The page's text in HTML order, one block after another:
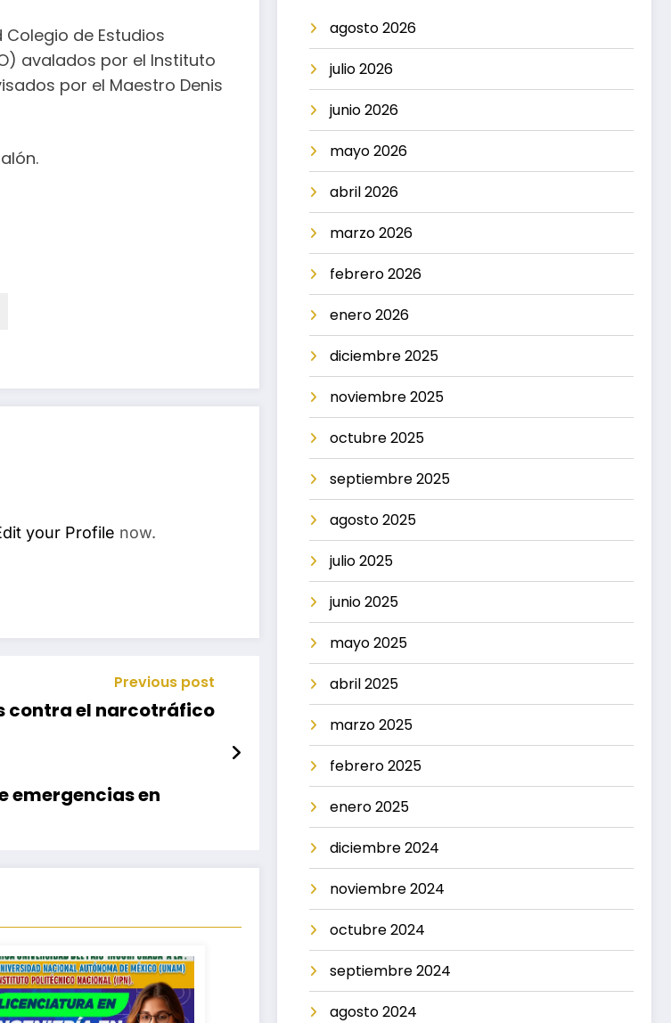
de Estudios
avalados por el Instituto
por el Maestro Denis
your Profile now.
Previous post
contra el narcotráfico
emergencias en
agosto 2026
julio 2026
junio 2026
mayo 2026
abril 2026
marzo 2026
febrero 2026
enero 2026
diciembre 2025
noviembre 2025
octubre 2025
septiembre 2025
agosto 2025
julio 2025
junio 2025
mayo 2025
abril 2025
marzo 2025
febrero 2025
enero 2025
diciembre 2024
noviembre 2024
octubre 2024
septiembre 2024
agosto 2024